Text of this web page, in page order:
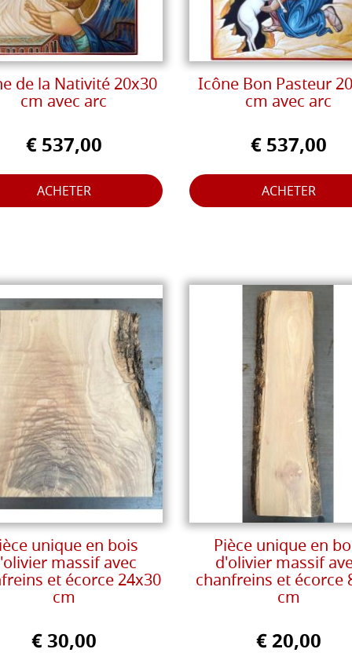
de la Nativité 20x30
cm avec arc
€ 537,00
ACHETER
Icône Bon Pasteur
cm avec arc
€ 537,00
ACHETER
unique en bois
massif avec
et écorce 24x30
cm
€ 30,00
Pièce unique en
d'olivier massif
chanfreins et écorce
cm
€ 20,00